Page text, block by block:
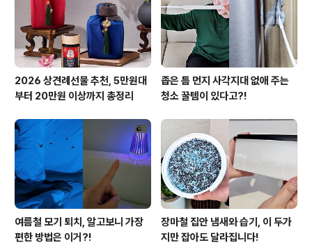
2026 상견례선물 추천, 5만원대
부터 20만원 이상까지 총정리
좁은 틈 먼지 사각지대 없애 주는
청소 꿀템이 있다고?!
여름철 모기 퇴치, 알고보니 가장
편한 방법은 이거?!
장마철 집안 냄새와 습기, 이 두가
지만 잡아도 달라집니다!